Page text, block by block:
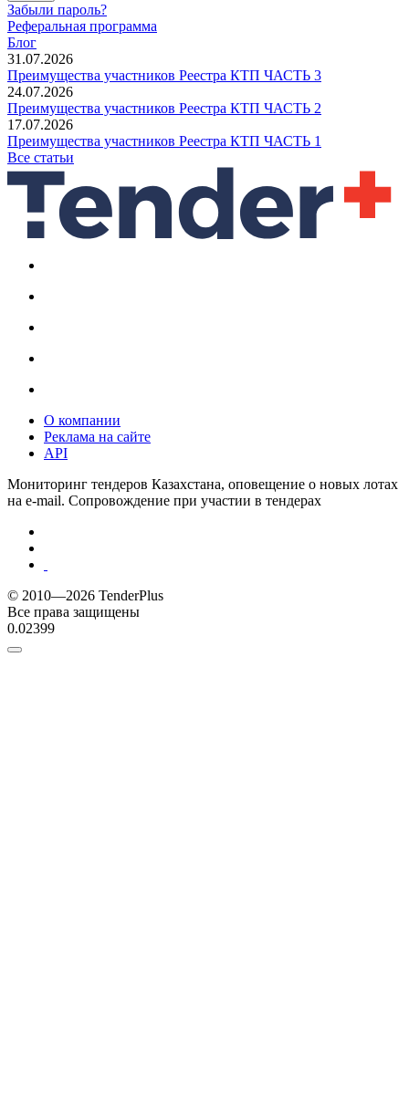
Забыли пароль?
Реферальная программа
Блог
31.07.2026
Преимущества участников Реестра КТП ЧАСТЬ 3
24.07.2026
Преимущества участников Реестра КТП ЧАСТЬ 2
17.07.2026
Преимущества участников Реестра КТП ЧАСТЬ 1
Все статьи
О компании
Реклама на сайте
API
Мониторинг тендеров Казахстана, оповещение о новых лотах
на e-mail. Сопровождение при участии в тендерах
© 2010—2026 TenderPlus
Все права защищены
0.02399